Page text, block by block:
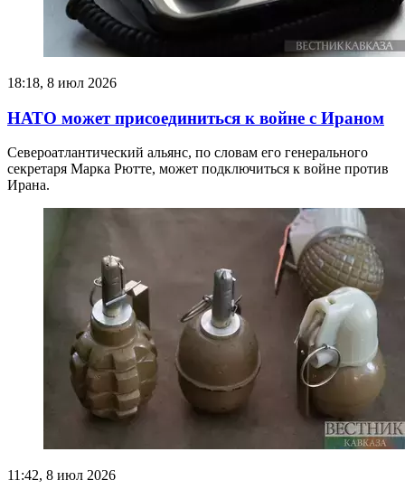
18:18, 8 июл 2026
НАТО может присоединиться к войне с Ираном
Североатлантический альянс, по словам его генерального
секретаря Марка Рютте, может подключиться к войне против
Ирана.
11:42, 8 июл 2026